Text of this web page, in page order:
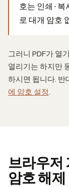
호는 인쇄·복
로 대개 암호
그러니 PDF가 열
열리기는 하지만
하시면 됩니다. 반
에 암호 설정.
브라우저
암호 해제